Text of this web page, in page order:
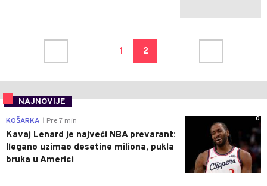
1 2
NAJNOVIJE
0
KOŠARKA Pre 7 min
Kavaj Lenard je najveći NBA prevarant:
Ilegano uzimao desetine miliona, pukla
bruka u Americi